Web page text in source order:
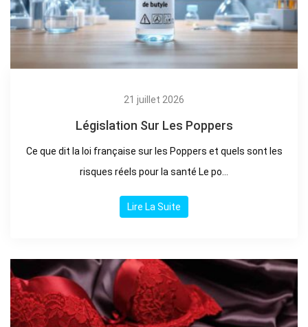
21 juillet 2026
Législation Sur Les Poppers
Ce que dit la loi française sur les Poppers et quels sont les
risques réels pour la santé Le po...
Lire La Suite